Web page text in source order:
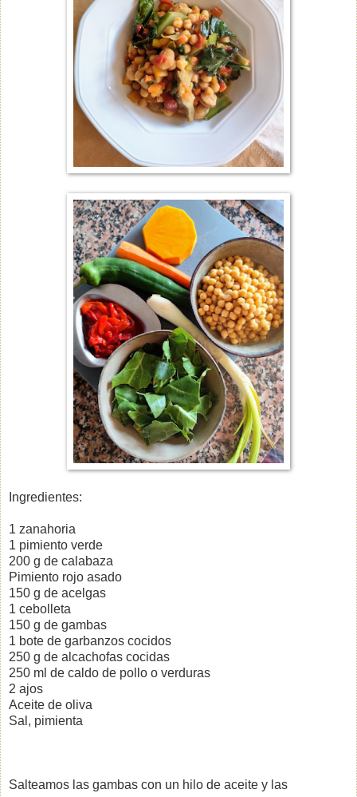
Ingredientes:
1 zanahoria
1 pimiento verde
200 g de calabaza
Pimiento rojo asado
150 g de acelgas
1 cebolleta
150 g de gambas
1 bote de garbanzos cocidos
250 g de alcachofas cocidas
250 ml de caldo de pollo o verduras
2 ajos
Aceite de oliva
Sal, pimienta
Salteamos las gambas con un hilo de aceite y las